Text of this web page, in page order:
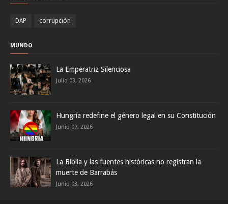
DAP corrupción
MUNDO
La Emperatriz Silenciosa
Julio 03, 2026
Hungría redefine el género legal en su Constitución
Junio 07, 2026
La Biblia y las fuentes históricas no registran la
muerte de Barrabás
Junio 03, 2026